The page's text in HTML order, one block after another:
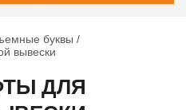
буквы
вывески
ДЛЯ